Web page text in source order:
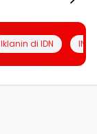
Iklanin di IDN